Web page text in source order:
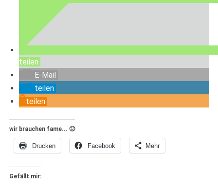
teilen
E-Mail
teilen
teilen
wir brauchen fame... 🙂
Drucken Facebook Mehr
Gefällt mir: